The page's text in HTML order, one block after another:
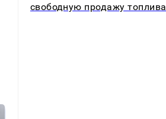
свободную продажу топлива